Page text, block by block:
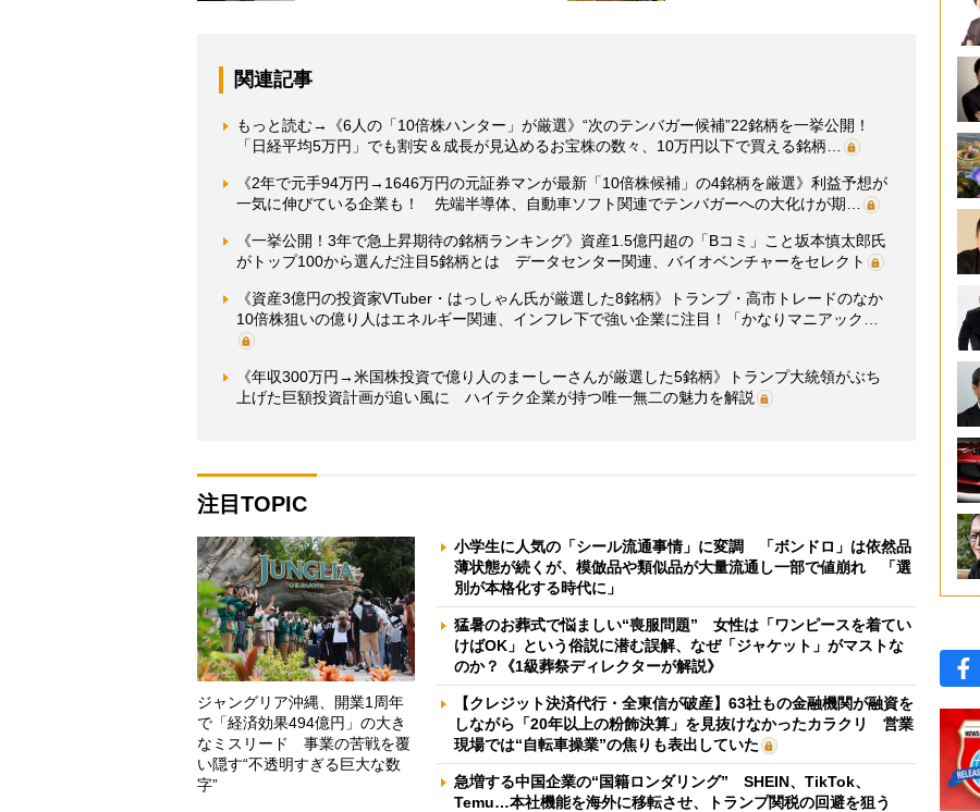
関連記事
もっと読む→《6人の「10倍株ハンター」が厳選》“次のテンバガー候補”22銘柄を一挙公開！
「日経平均5万円」でも割安＆成長が見込めるお宝株の数々、10万円以下で買える銘柄…
《2年で元手94万円→1646万円の元証券マンが最新「10倍株候補」の4銘柄を厳選》利益予想が
一気に伸びている企業も！ 先端半導体、自動車ソフト関連でテンバガーへの大化けが期…
《一挙公開！3年で急上昇期待の銘柄ランキング》資産1.5億円超の「Bコミ」こと坂本慎太郎氏
がトップ100から選んだ注目5銘柄とは データセンター関連、バイオベンチャーをセレクト
《資産3億円の投資家VTuber・はっしゃん氏が厳選した8銘柄》トランプ・高市トレードのなか
10倍株狙いの億り人はエネルギー関連、インフレ下で強い企業に注目！「かなりマニアック…
《年収300万円→米国株投資で億り人のまーしーさんが厳選した5銘柄》トランプ大統領がぶち
上げた巨額投資計画が追い風に ハイテク企業が持つ唯一無二の魅力を解説
注目TOPIC
ジャングリア沖縄、開業1周年
で「経済効果494億円」の大き
なミスリード 事業の苦戦を覆
い隠す“不透明すぎる巨大な数
字”
小学生に人気の「シール流通事情」に変調 「ボンドロ」は依然品
薄状態が続くが、模倣品や類似品が大量流通し一部で値崩れ 「選
別が本格化する時代に」
猛暑のお葬式で悩ましい“喪服問題” 女性は「ワンピースを着てい
けばOK」という俗説に潜む誤解、なぜ「ジャケット」がマストな
のか？《1級葬祭ディレクターが解説》
【クレジット決済代行・全東信が破産】63社もの金融機関が融資を
しながら「20年以上の粉飾決算」を見抜けなかったカラクリ 営業
現場では“自転車操業”の焦りも表出していた
急増する中国企業の“国籍ロンダリング” SHEIN、TikTok、
Temu…本社機能を海外に移転させ、トランプ関税の回避を狙う